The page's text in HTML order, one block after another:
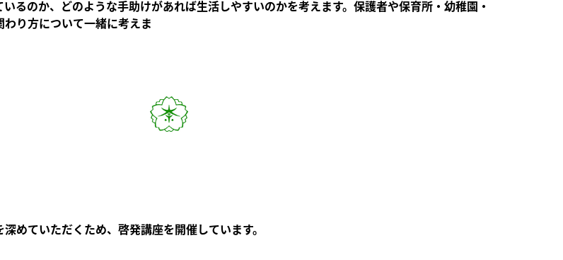
るのか、どのような手助けがあれば生活しやすいのかを考えます。保護者や保育所・幼稚園・
り方について一緒に考えま
めていただくため、啓発講座を開催しています。